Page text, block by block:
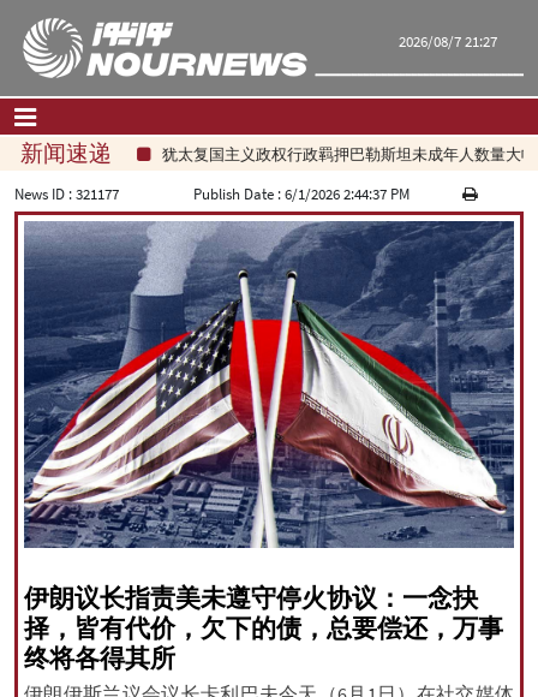
2026/08/7 21:27
首页 联系我们|关于我们
要闻
评论频道
政治
经济
文化.社会
世界
旅游
|فارسی|English|العربیه|
|עברית|русский|中文 |
All rights reserved for NourNews
Copyright © 2021 www.nournews.ir
新闻速递
犹太复国主义政权行政羁押巴勒斯坦未成年人数量大幅增
News ID :321177 Publish Date :6/1/2026 2:44:37 PM
伊朗议长指责美未遵守停火协议：一念抉
择，皆有代价，欠下的债，总要偿还，万事
终将各得其所